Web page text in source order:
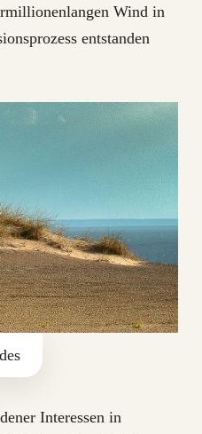
Wind in
entstanden
Interessen in